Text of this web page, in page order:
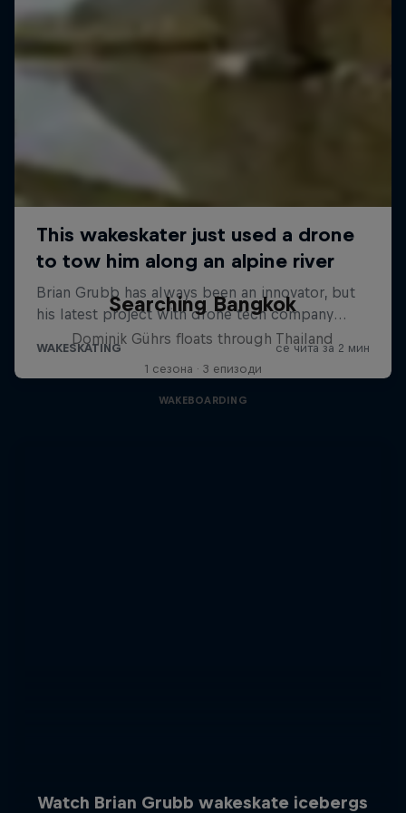
Searching Bangkok
Dominik Gührs floats through Thailand
1 сезона · 3 епизоди
WAKEBOARDING
Watch Brian Grubb wakeskate icebergs